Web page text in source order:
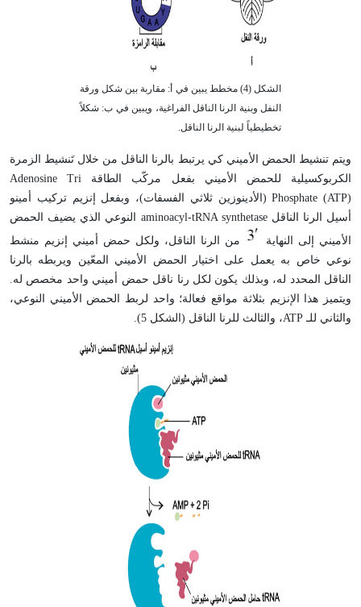
الشكل (4) مخطط يبين في أ: مقاربة بين شكل ورقة
النفل وبنية الرنا الناقل الفراغية، ويبين في ب: شكلاً
تخطيطياً لبنية الرنا الناقل.
ويتم تنشيط الحمض الأميني كي يرتبط بالرنا الناقل من خلال تَنشيط الزمرة
الكربوكسيلية للحمض الأميني بفعل مركّب الطاقة Adenosine Tri
Phosphate (ATP) (الأدينوزين ثلاثي الفسفات)، وبفعل إنزيم تركيب أمينو
أسيل الرنا الناقل aminoacyl-tRNA synthetase النوعي الذي يضيف الحمض
الأميني إلى النهاية
من الرنا الناقل، ولكل حمض أميني إنزيم منشط
نوعي خاص به يعمل على اختيار الحمض الأميني المعّين ويربطه بالرنا
الناقل المحدد له، وبذلك يكون لكل رنا ناقل حمض أميني واحد مخصص له.
ويتميز هذا الإنزيم بثلاثة مواقع فعالة؛ واحد لربط الحمض الأميني النوعي،
والثاني للـ ATP، والثالث للرنا الناقل (الشكل 5).